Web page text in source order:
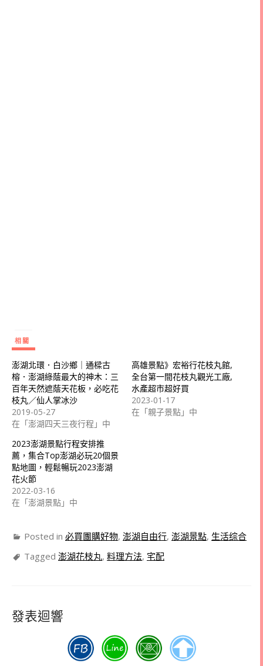
相關
澎湖北環．白沙鄉｜通樑古
榕．澎湖綠蔭最大的神木：三
百年天然遮蔭天花板，必吃花
枝丸／仙人掌冰沙
2019-05-27
在「澎湖四天三夜行程」中
高雄景點》宏裕行花枝丸館,
全台第一間花枝丸觀光工廠,
水產超市超好買
2023-01-17
在「親子景點」中
2023澎湖景點行程安排推
薦，集合Top澎湖必玩20個景
點地圖，輕鬆暢玩2023澎湖
花火節
2022-03-16
在「澎湖景點」中
Posted in 必買團購好物, 澎湖自由行, 澎湖景點, 生活综合
Tagged 澎湖花枝丸, 料理方法, 宅配
發表迴響